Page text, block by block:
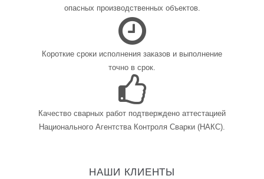
опасных производственных объектов.
Короткие сроки исполнения заказов и выполнение
точно в срок.
Качество сварных работ подтверждено аттестацией
Национального Агентства Контроля Сварки (НАКС).
НАШИ КЛИЕНТЫ